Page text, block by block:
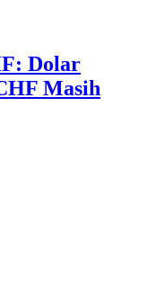
Dolar
Masih